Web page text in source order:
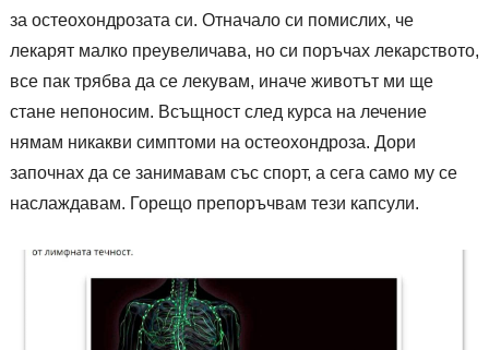
за остеохондрозата си. Отначало си помислих, че
лекарят малко преувеличава, но си поръчах лекарството,
все пак трябва да се лекувам, иначе животът ми ще
стане непоносим. Всъщност след курса на лечение
нямам никакви симптоми на остеохондроза. Дори
започнах да се занимавам със спорт, а сега само му се
наслаждавам. Горещо препоръчвам тези капсули.